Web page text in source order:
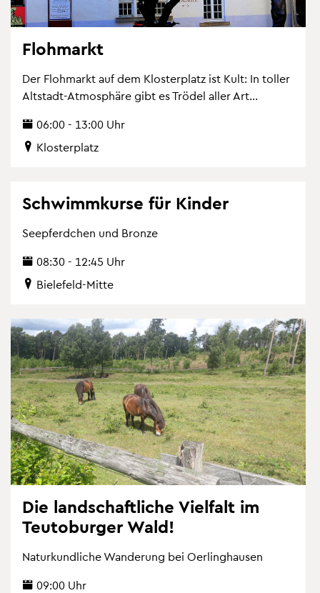
Floh­markt
Der Floh­markt auf dem Klos­ter­platz ist Kult: In tol­ler
Alt­stadt-At­mo­sphä­re gibt es Trö­del aller Art...
06:00 - 13:00 Uhr
Klos­ter­platz
Schwimm­kur­se für Kin­der
See­pferd­chen und Bron­ze
08:30 - 12:45 Uhr
Bie­le­feld-Mitte
Die land­schaft­li­che Viel­falt im
Teu­to­bur­ger Wald!
Na­tur­kund­li­che Wan­de­rung bei Oer­ling­hau­sen
09:00 Uhr